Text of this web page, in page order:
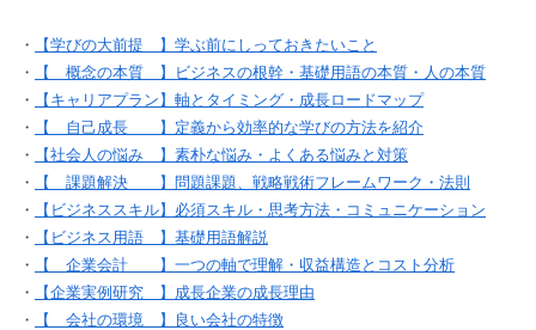
・
【学びの大前提 】学ぶ前にしっておきたいこと
・
【 概念の本質 】ビジネスの根幹・基礎用語の本質・人の本質
・
【キャリアプラン】軸とタイミング・成長ロードマップ
・
【 自己成長 】定義から効率的な学びの方法を紹介
・
【社会人の悩み 】素朴な悩み・よくある悩みと対策
・
【 課題解決 】問題課題、戦略戦術フレームワーク・法則
・
【ビジネススキル】必須スキル・思考方法・コミュニケーション
・
【ビジネス用語 】基礎用語解説
・
【 企業会計 】一つの軸で理解・収益構造とコスト分析
・
【企業実例研究 】成長企業の成長理由
・
【 会社の環境 】良い会社の特徴